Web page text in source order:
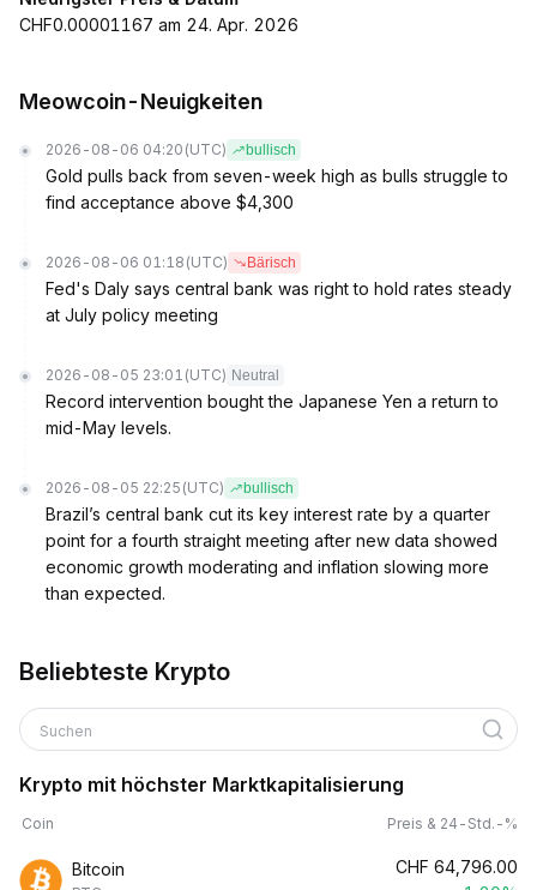
CHF0.00001167 am 24. Apr. 2026
Meowcoin-Neuigkeiten
2026-08-06 04:20 (UTC) bullisch
Gold pulls back from seven-week high as bulls struggle to
find acceptance above $4,300
2026-08-06 01:18 (UTC) Bärisch
Fed's Daly says central bank was right to hold rates steady
at July policy meeting
2026-08-05 23:01 (UTC) Neutral
Record intervention bought the Japanese Yen a return to
mid-May levels.
2026-08-05 22:25 (UTC) bullisch
Brazil’s central bank cut its key interest rate by a quarter
point for a fourth straight meeting after new data showed
economic growth moderating and inflation slowing more
than expected.
Beliebteste Krypto
Suchen
Krypto mit höchster Marktkapitalisierung
Coin Preis & 24-Std.-%
Bitcoin CHF 64,796.00